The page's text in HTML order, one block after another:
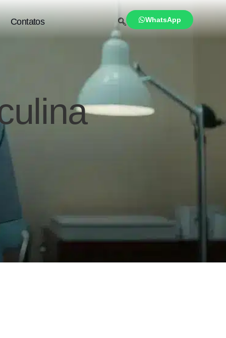
Contatos WhatsApp